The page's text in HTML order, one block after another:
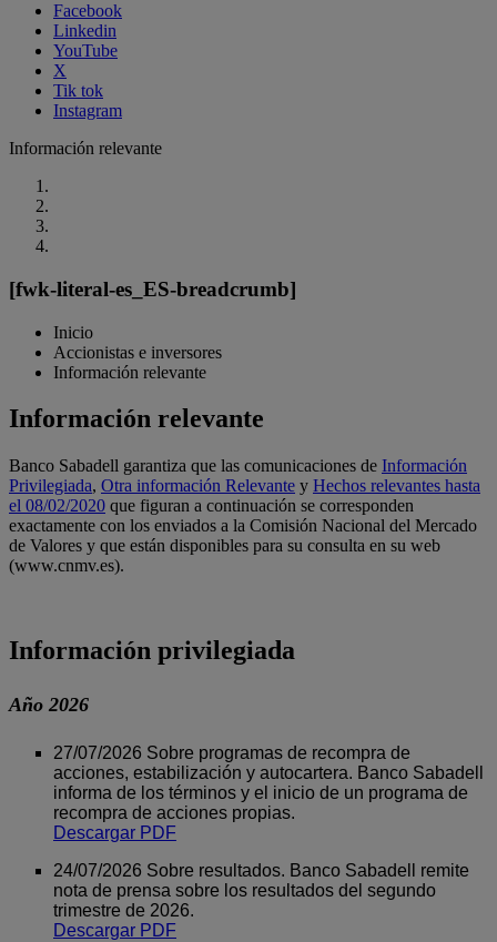
Facebook
Linkedin
YouTube
X
Tik tok
Instagram
Información relevante
[fwk-literal-es_ES-breadcrumb]
Inicio
Accionistas e inversores
Información relevante
Información relevante
Banco Sabadell garantiza que las comunicaciones de Información
Privilegiada, Otra información Relevante y Hechos relevantes hasta
el 08/02/2020 que figuran a continuación se corresponden
exactamente con los enviados a la Comisión Nacional del Mercado
de Valores y que están disponibles para su consulta en su web
(www.cnmv.es).
Información privilegiada
Año 2026
27/07/2026 Sobre programas de recompra de
acciones, estabilización y autocartera. Banco Sabadell
informa de los términos y el inicio de un programa de
recompra de acciones propias.
Descargar PDF
24/07/2026 Sobre resultados. Banco Sabadell remite
nota de prensa sobre los resultados del segundo
trimestre de 2026.
Descargar PDF